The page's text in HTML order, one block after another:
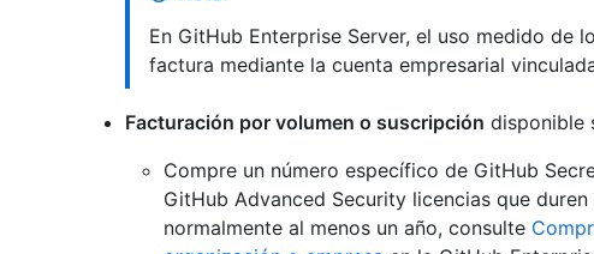
En GitHub Enterprise Server, el uso medido de
factura mediante la cuenta empresarial
Facturación por volumen o suscripción disponible
Compre un número específico de GitHub
GitHub Advanced Security licencias que
normalmente al menos un año, consulte